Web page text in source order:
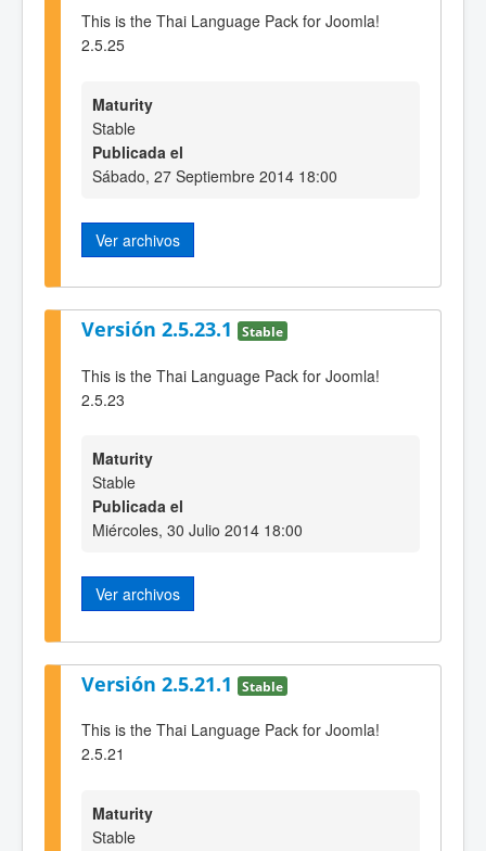
This is the Thai Language Pack for Joomla!
2.5.25
Maturity
Stable
Publicada el
Sábado, 27 Septiembre 2014 18:00
Ver archivos
Versión 2.5.23.1 Stable
This is the Thai Language Pack for Joomla!
2.5.23
Maturity
Stable
Publicada el
Miércoles, 30 Julio 2014 18:00
Ver archivos
Versión 2.5.21.1 Stable
This is the Thai Language Pack for Joomla!
2.5.21
Maturity
Stable